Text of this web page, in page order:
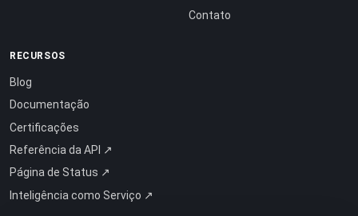
Contato
RECURSOS
Blog
Documentação
Certificações
Referência da API ↗
Página de Status ↗
Inteligência como Serviço ↗